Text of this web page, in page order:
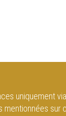
uniquement
mentionnées sur